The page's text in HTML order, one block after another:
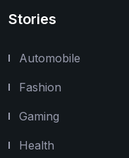
Stories
Automobile
Fashion
Gaming
Health